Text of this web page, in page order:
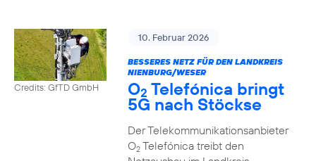
Credits: GfTD GmbH
10. Februar 2026
BESSERES NETZ FÜR DEN LANDKREIS
NIENBURG/WESER
O2 Telefónica bringt
5G nach Stöckse
Der Telekommunikationsanbieter
O2Telefónica treibt den